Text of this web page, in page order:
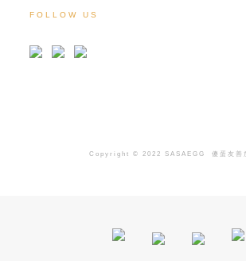
FOLLOW US
Copyright © 2022 SASAEGG 傻蛋友善